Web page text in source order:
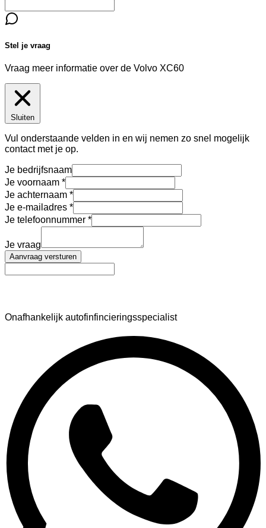
Stel je vraag
Vraag meer informatie over de Volvo XC60
Sluiten
Vul onderstaande velden in en wij nemen zo snel mogelijk
contact met je op.
Je bedrijfsnaam
Je voornaam
Je achternaam
Je e-mailadres
Je telefoonnummer
Je vraag
Aanvraag versturen
Onafhankelijk autofinfincieringsspecialist